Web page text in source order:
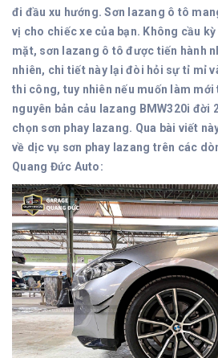
đi đầu xu hướng. Sơn lazang ô tô
vị cho chiếc xe của bạn. Không cầu
mặt, sơn lazang ô tô được tiến hành
nhiên, chi tiết này lại đòi hỏi sự tỉ mỉ
thi công, tuy nhiên nếu muốn làm
nguyên bản cảu lazang BMW320i đời
chọn sơn phay lazang. Qua bài viết
về dịc vụ sơn phay lazang trên các
Quang Đức Auto: